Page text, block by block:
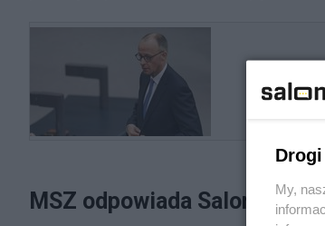
MSZ odpowiada Salonowi24
My,